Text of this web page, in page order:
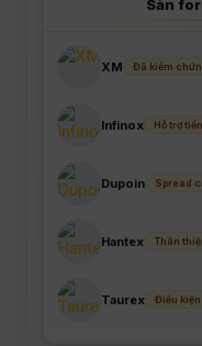
Sàn
XM Đã kiểm
Infinox Hỗ trợ
Dupoin Spread
Hantex Thân
Taurex Điều